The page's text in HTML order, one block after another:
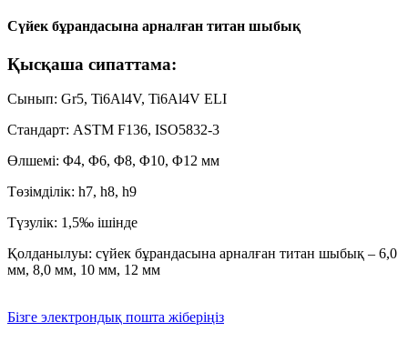
Сүйек бұрандасына арналған титан шыбық
Қысқаша сипаттама:
Сынып: Gr5, Ti6Al4V, Ti6Al4V ELI
Стандарт: ASTM F136, ISO5832-3
Өлшемі: Φ4, Φ6, Φ8, Φ10, Φ12 мм
Төзімділік: h7, h8, h9
Түзулік: 1,5‰ ішінде
Қолданылуы: сүйек бұрандасына арналған титан шыбық – 6,0
мм, 8,0 мм, 10 мм, 12 мм
Бізге электрондық пошта жіберіңіз